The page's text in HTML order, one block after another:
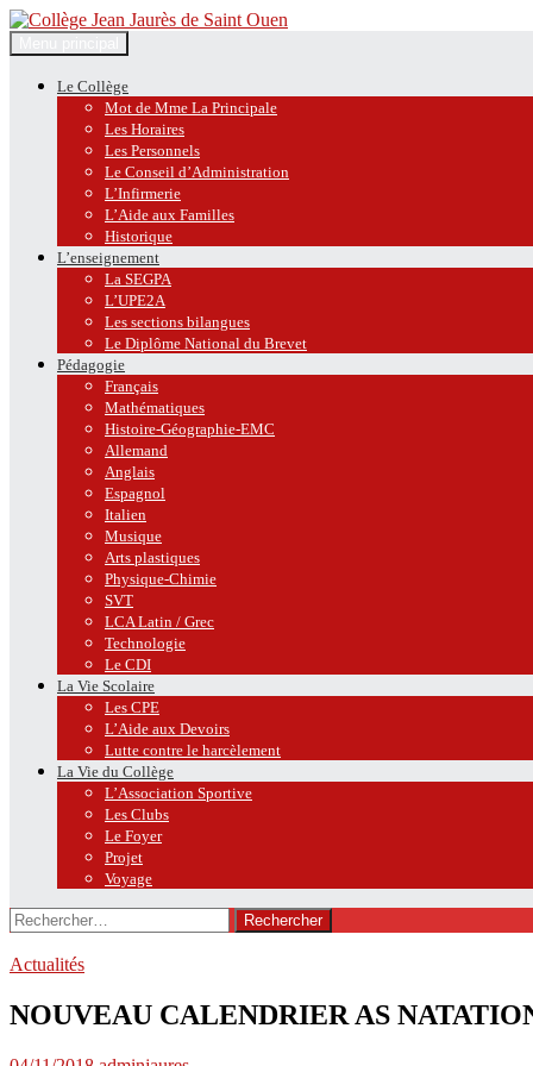
Collège Jean Jaurès de Saint
Recherche
au
contenu
Le Collège
Mot de Mme La Principale
Les Horaires
Les Personnels
Le Conseil d’Administration
L’Infirmerie
L’Aide aux Familles
Historique
L’enseignement
La SEGPA
L’UPE2A
Les sections bilangues
Le Diplôme National du Brevet
Pédagogie
Français
Mathématiques
Histoire-Géographie-EMC
Allemand
Anglais
Espagnol
Italien
Musique
Arts plastiques
Physique-Chimie
SVT
LCA Latin / Grec
Technologie
Le CDI
La Vie Scolaire
Les CPE
L’Aide aux Devoirs
Lutte contre le harcèlement
La Vie du Collège
L’Association Sportive
Les Clubs
Le Foyer
Projet
Voyage
Rechercher :
Actualités
NOUVEAU CALENDRIER AS